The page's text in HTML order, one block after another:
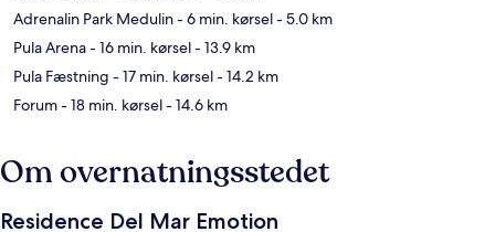
Adrenalin Park Medulin- 6 min. kørsel- 5.0 km
Pula Arena- 16 min. kørsel- 13.9 km
Pula Fæstning - 17 min. kørsel- 14.2 km
Forum- 18 min. kørsel- 14.6 km
Om overnatningsstedet
Residence Del Mar Emotion